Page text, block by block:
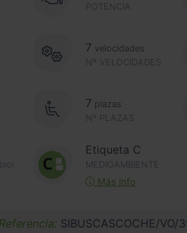
POTENCIA
Nº VELOCIDADES
7 velocidades
Nº PLAZAS
7 plazas
Etiqueta C
MEDIOAMBIENTE
Más info
Referencia: SIBUSCASCOCHE/VO/